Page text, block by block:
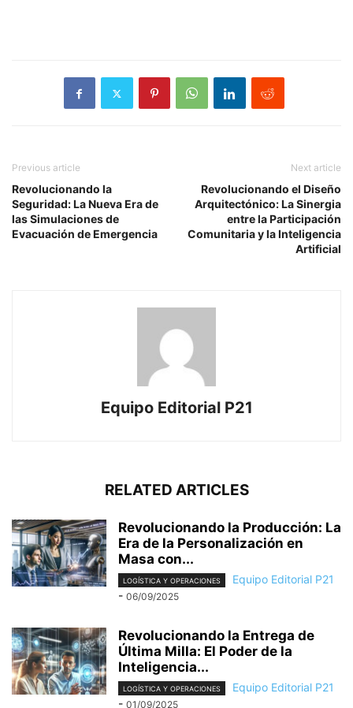
Previous article
Revolucionando la
Seguridad: La Nueva Era de
las Simulaciones de
Evacuación de Emergencia
Next article
Revolucionando el Diseño
Arquitectónico: La Sinergia
entre la Participación
Comunitaria y la Inteligencia
Artificial
Equipo Editorial P21
RELATED ARTICLES
Revolucionando la Producción: La
Era de la Personalización en
Masa con...
LOGÍSTICA Y OPERACIONES
Equipo Editorial P21
- 06/09/2025
Revolucionando la Entrega de
Última Milla: El Poder de la
Inteligencia...
LOGÍSTICA Y OPERACIONES
Equipo Editorial P21
- 01/09/2025